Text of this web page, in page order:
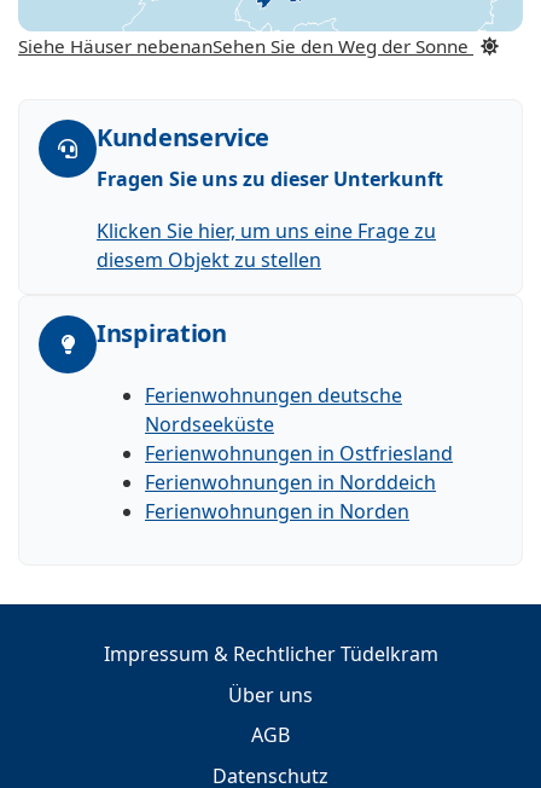
Siehe Häuser nebenanSehen Sie den Weg der Sonne
Kundenservice
Fragen Sie uns zu dieser Unterkunft
Klicken Sie hier, um uns eine Frage zu
diesem Objekt zu stellen
Inspiration
Ferienwohnungen deutsche
Nordseeküste
Ferienwohnungen in Ostfriesland
Ferienwohnungen in Norddeich
Ferienwohnungen in Norden
Impressum & Rechtlicher Tüdelkram
Über uns
AGB
Datenschutz